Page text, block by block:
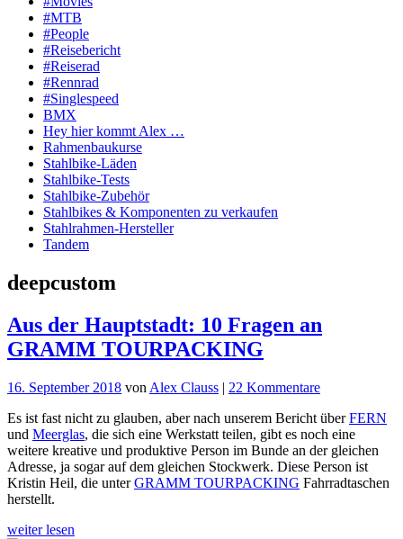
#MTB
#People
#Reisebericht
#Reiserad
#Rennrad
#Singlespeed
BMX
Hey hier kommt Alex …
Rahmenbaukurse
Stahlbike-Läden
Stahlbike-Tests
Stahlbike-Zubehör
Stahlbikes & Komponenten zu verkaufen
Stahlrahmen-Hersteller
Tandem
deepcustom
Aus der Hauptstadt: 10 Fragen an
GRAMM TOURPACKING
16. September 2018 von Alex Clauss | 22 Kommentarezu
der
Hauptstadt:
10
Fragen
an
Es ist fast nicht zu glauben, aber nach unserem Bericht überFERN
und Meerglas, die sich eine Werkstatt teilen, gibt es noch eine
weitere kreative und produktive Person im Bunde an der gleichen
Adresse, ja sogar auf dem gleichen Stockwerk. Diese Person ist
Kristin Heil, die unterGRAMM TOURPACKING Fahrradtaschen
herstellt.
weiter lesen